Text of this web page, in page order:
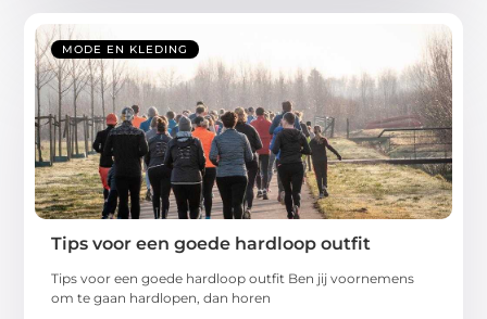
MODE EN KLEDING
Tips voor een goede hardloop outfit
Tips voor een goede hardloop outfit Ben jij voornemens
om te gaan hardlopen, dan horen